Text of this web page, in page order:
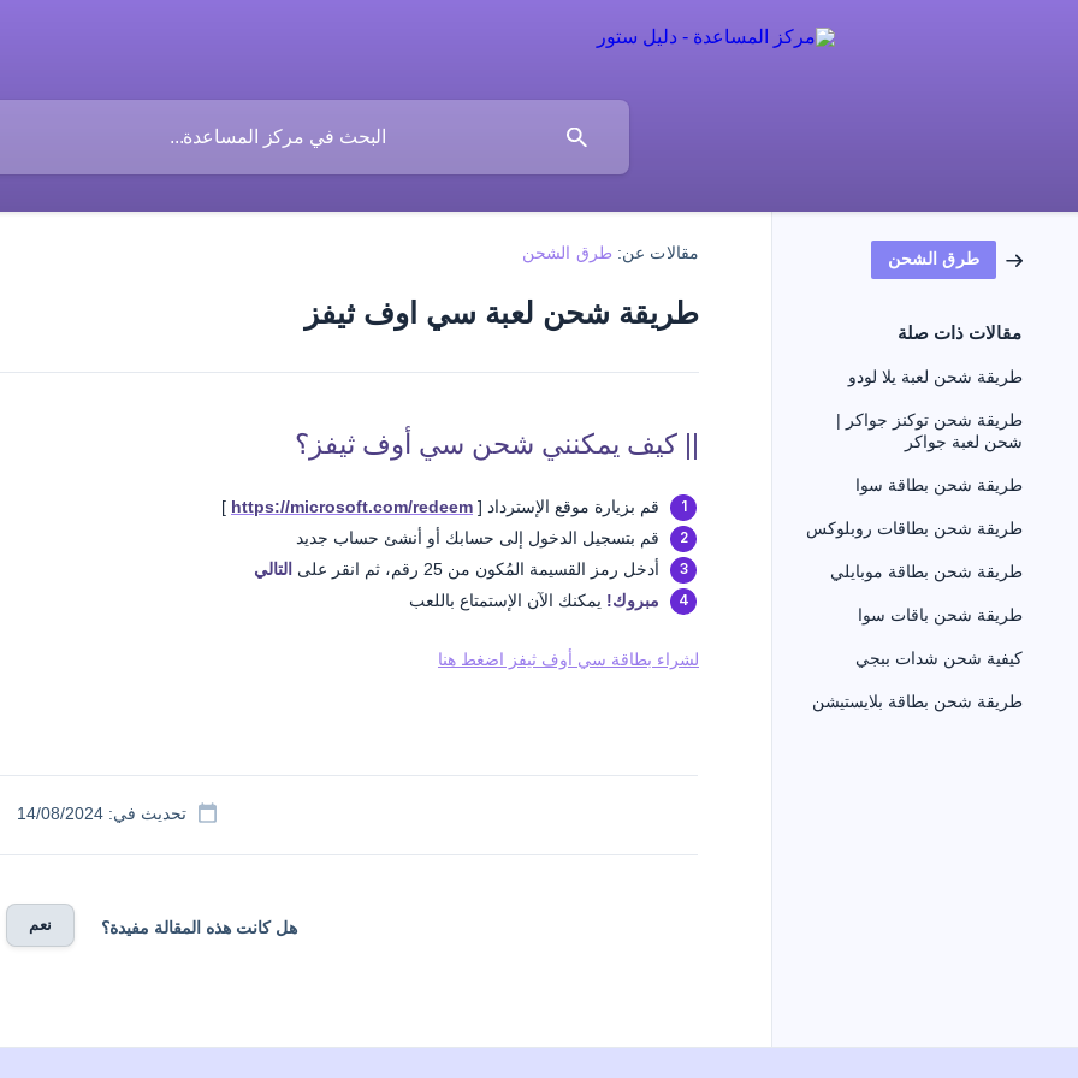
طرق الشحن
مقالات ذات صلة
طريقة شحن لعبة يلا لودو
طريقة شحن توكنز جواكر |
شحن لعبة جواكر
طريقة شحن بطاقة سوا
طريقة شحن بطاقات روبلوكس
طريقة شحن بطاقة موبايلي
طريقة شحن باقات سوا
كيفية شحن شدات ببجي
طريقة شحن بطاقة بلايستيشن
مقالات عن: طرق الشحن
طريقة شحن لعبة سي اوف ثيفز
|| كيف يمكنني شحن سي أوف ثيفز؟
قم بزيارة موقع الإسترداد [ https://microsoft.com/redeem
]
قم بتسجيل الدخول إلى حسابك أو أنشئ حساب جديد
أدخل رمز القسيمة المُكون من 25 رقم، ثم انقر على
التالي
مبروك! يمكنك الآن الإستمتاع باللعب
لشراء بطاقة سي أوف ثيفز اضغط هنا
تحديث في: 14/08/2024
هل كانت هذه المقالة مفيدة؟ نعم